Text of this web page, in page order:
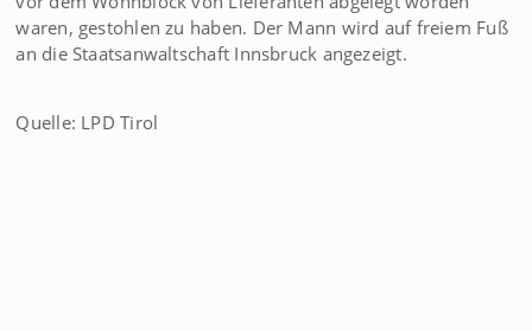
waren, gestohlen zu haben. Der Mann wird auf freiem Fuß
an die Staatsanwaltschaft Innsbruck angezeigt.
Quelle: LPD Tirol